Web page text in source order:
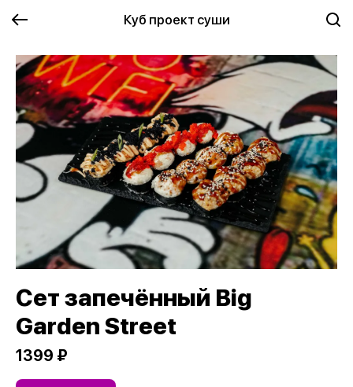
Куб проект суши
Сет запечённый Big
Garden Street
1399 ₽